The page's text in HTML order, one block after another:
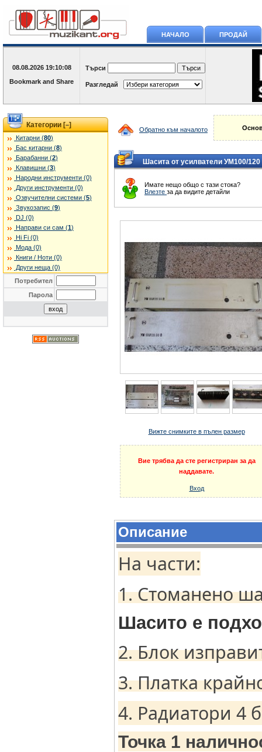
НАЧАЛО ПРОДАЙ
08.08.2026 19:10:08 Търси
Разгледай
Категории [–]
Китарни (80)
Бас китарни (8)
Барабанни (2)
Клавишни (3)
Народни инструменти (0)
Други инструменти (0)
Озвучителни системи (5)
Звукозапис (9)
DJ (0)
Направи си сам (1)
Hi Fi (0)
Мода (0)
Книги / Ноти (0)
Други неща (0)
Потребител
Парола
Обратно към началото
Шасита от усилватели УМ100/120
Имате нещо общо с тази стока?
Влезте за да видите детайли
Вижте снимките в пълен размер
Вие трябва да сте регистриран за да
наддавате.
Вход
Описание
На части:
1. Стоманено
Шасито е
2. Блок
3. Платка
4. Радиатори 4
Точка 1